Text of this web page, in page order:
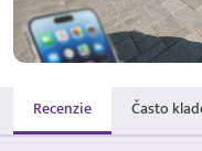
Recenzie Často